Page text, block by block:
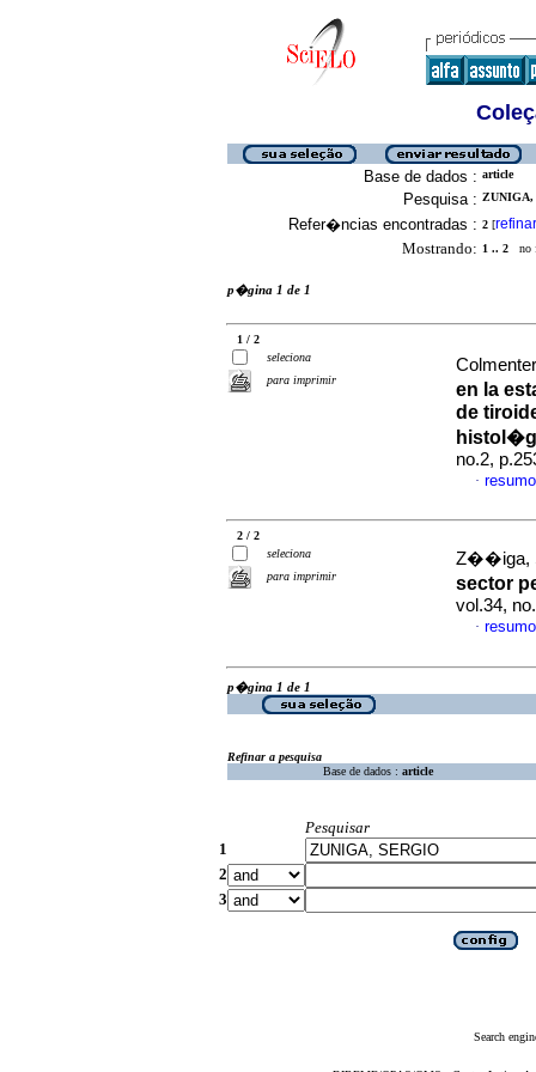
Base de dados : article
Pesquisa : ZUNIGA,
Refer�ncias encontradas : 2 [refinar
Mostrando: 1 .. 2 no
p�gina 1 de 1
1 / 2
seleciona
para imprimir
en la
de
no.2,
·
2 / 2
seleciona
para imprimir
Z��iga,
sector
vol.34,
·
p�gina 1 de 1
Refinar a pesquisa
Base de dados : article
Pesquisar
1
2
3
Search